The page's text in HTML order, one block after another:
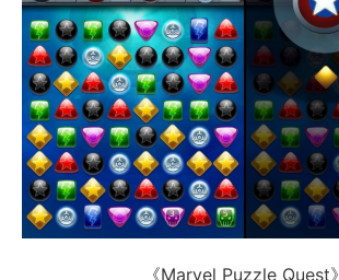
《Marvel Puzzle Quest》